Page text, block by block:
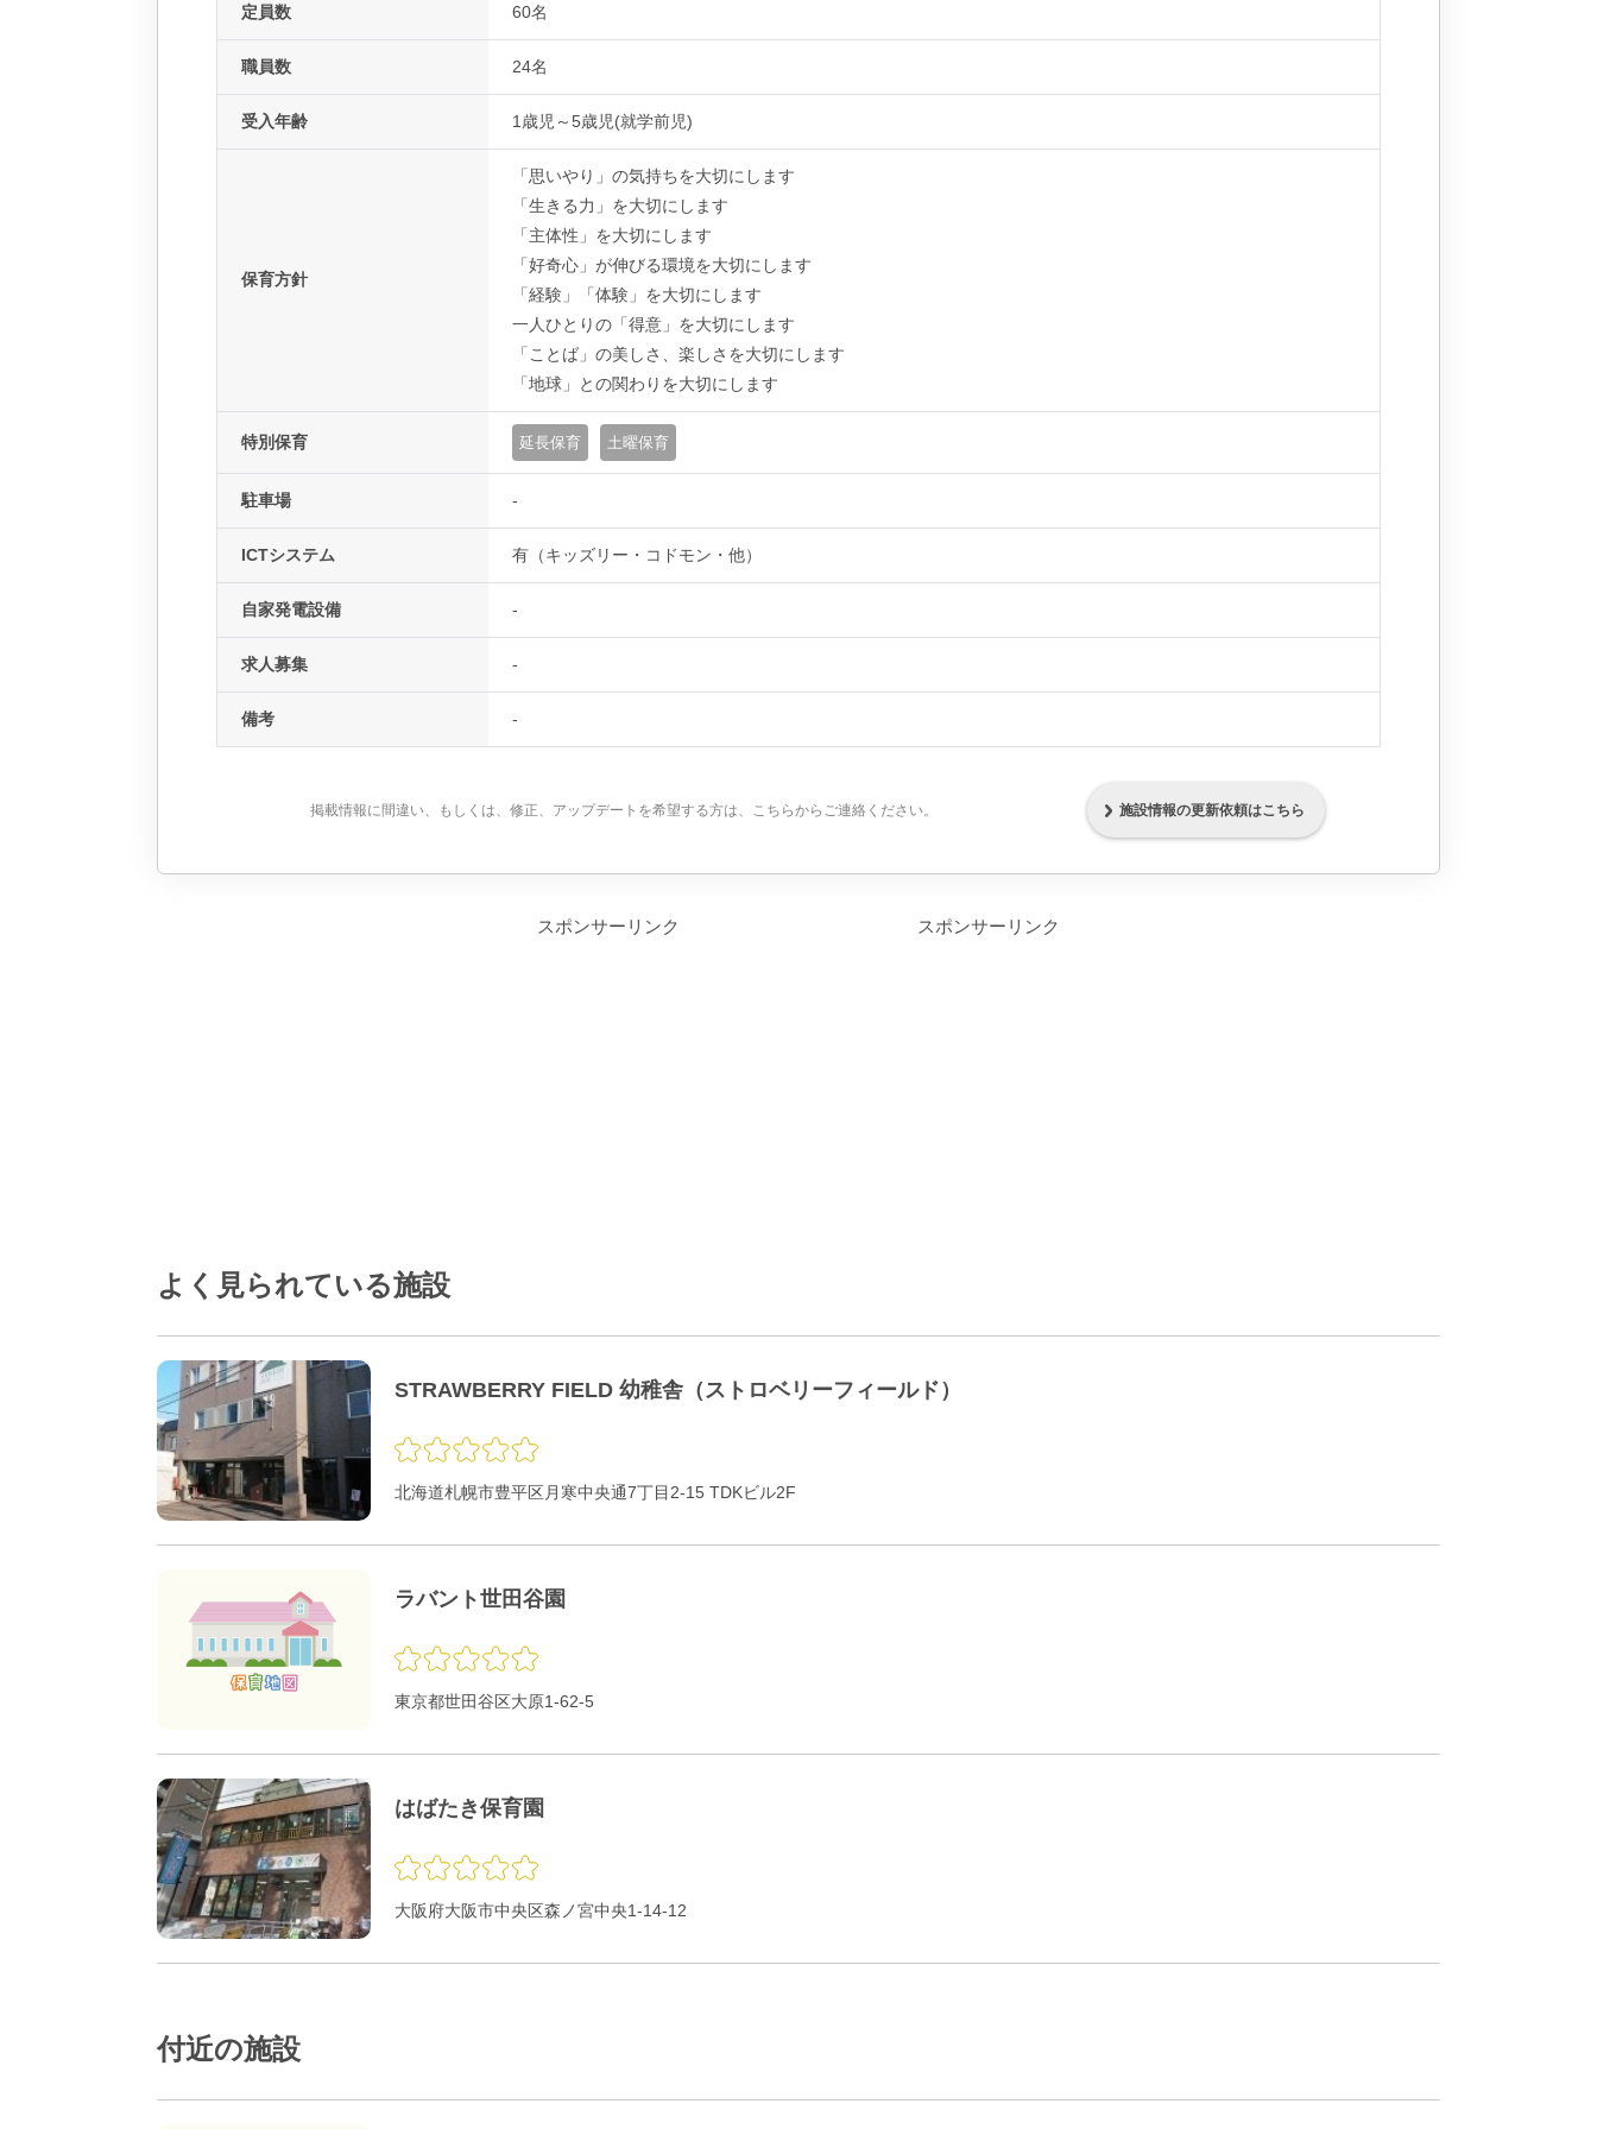
定員数 60名
職員数 24名
受入年齢 1歳児～5歳児(就学前児)
保育方針
「思いやり」の気持ちを大切にします
「生きる力」を大切にします
「主体性」を大切にします
「好奇心」が伸びる環境を大切にします
「経験」「体験」を大切にします
一人ひとりの「得意」を大切にします
「ことば」の美しさ、楽しさを大切にします
「地球」との関わりを大切にします
特別保育 延長保育 土曜保育
駐車場 -
ICTシステム 有（キッズリー・コドモン・他）
自家発電設備 -
求人募集 -
備考 -
掲載情報に間違い、もしくは、修正、アップデートを希望する方は、こちらからご連絡ください。 施設情報の更新依頼はこちら
スポンサーリンク スポンサーリンク
よく見られている施設
STRAWBERRY FIELD 幼稚舎（ストロベリーフィールド）
北海道札幌市豊平区月寒中央通7丁目2-15 TDKビル2F
ラバント世田谷園
東京都世田谷区大原1-62-5
はばたき保育園
大阪府大阪市中央区森ノ宮中央1-14-12
付近の施設